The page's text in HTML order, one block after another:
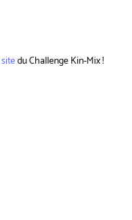
sitedu Challenge Kin-Mix !